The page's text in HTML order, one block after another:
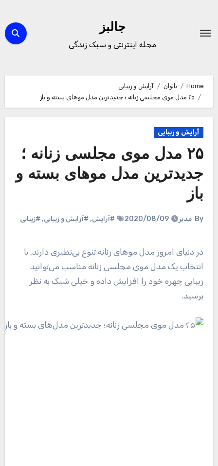
content
جالبز
مجله اینترنتی و سبک زندگی
Home بانوان
آرایش و زیبایی
۲۵ مدل موی مجلسی زنانه ؛ جدیدترین مدل موهای بسته و باز
آرایش و زیبایی
۲۵ مدل موی مجلسی زنانه ؛
جدیدترین مدل موهای بسته و
باز
By مدیر 2020/08/09 #آرایش, #آرایش و زیبایی, #زیبایی
در دنیای امروز مدل مو‌های زنانه تنوع بی‌نظیری دارند. با
انتخاب یک مدل موی مجلسی زنانه مناسب می‌توانید
زیبایی چهره خود را افزایش داده و خیلی شیک به نظر
برسید.